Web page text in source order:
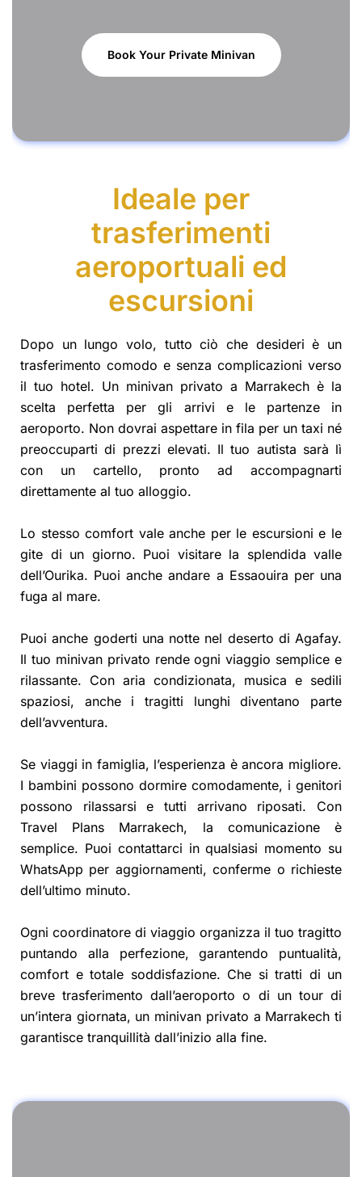
Book Your Private Minivan
Ideale per
trasferimenti
aeroportuali ed
escursioni
Dopo un lungo volo, tutto ciò che desideri è un
trasferimento comodo e senza complicazioni verso
il tuo hotel. Un minivan privato a Marrakech è la
scelta perfetta per gli arrivi e le partenze in
aeroporto. Non dovrai aspettare in fila per un taxi né
preoccuparti di prezzi elevati. Il tuo autista sarà lì
con un cartello, pronto ad accompagnarti
direttamente al tuo alloggio.
Lo stesso comfort vale anche per le escursioni e le
gite di un giorno. Puoi visitare la splendida valle
dell’Ourika. Puoi anche andare a Essaouira per una
fuga al mare.
Puoi anche goderti una notte nel deserto di Agafay.
Il tuo minivan privato rende ogni viaggio semplice e
rilassante. Con aria condizionata, musica e sedili
spaziosi, anche i tragitti lunghi diventano parte
dell’avventura.
Se viaggi in famiglia, l’esperienza è ancora migliore.
I bambini possono dormire comodamente, i genitori
possono rilassarsi e tutti arrivano riposati. Con
Travel Plans Marrakech, la comunicazione è
semplice. Puoi contattarci in qualsiasi momento su
WhatsApp per aggiornamenti, conferme o richieste
dell’ultimo minuto.
Ogni coordinatore di viaggio organizza il tuo tragitto
puntando alla perfezione, garantendo puntualità,
comfort e totale soddisfazione. Che si tratti di un
breve trasferimento dall’aeroporto o di un tour di
un’intera giornata, un minivan privato a Marrakech ti
garantisce tranquillità dall’inizio alla fine.